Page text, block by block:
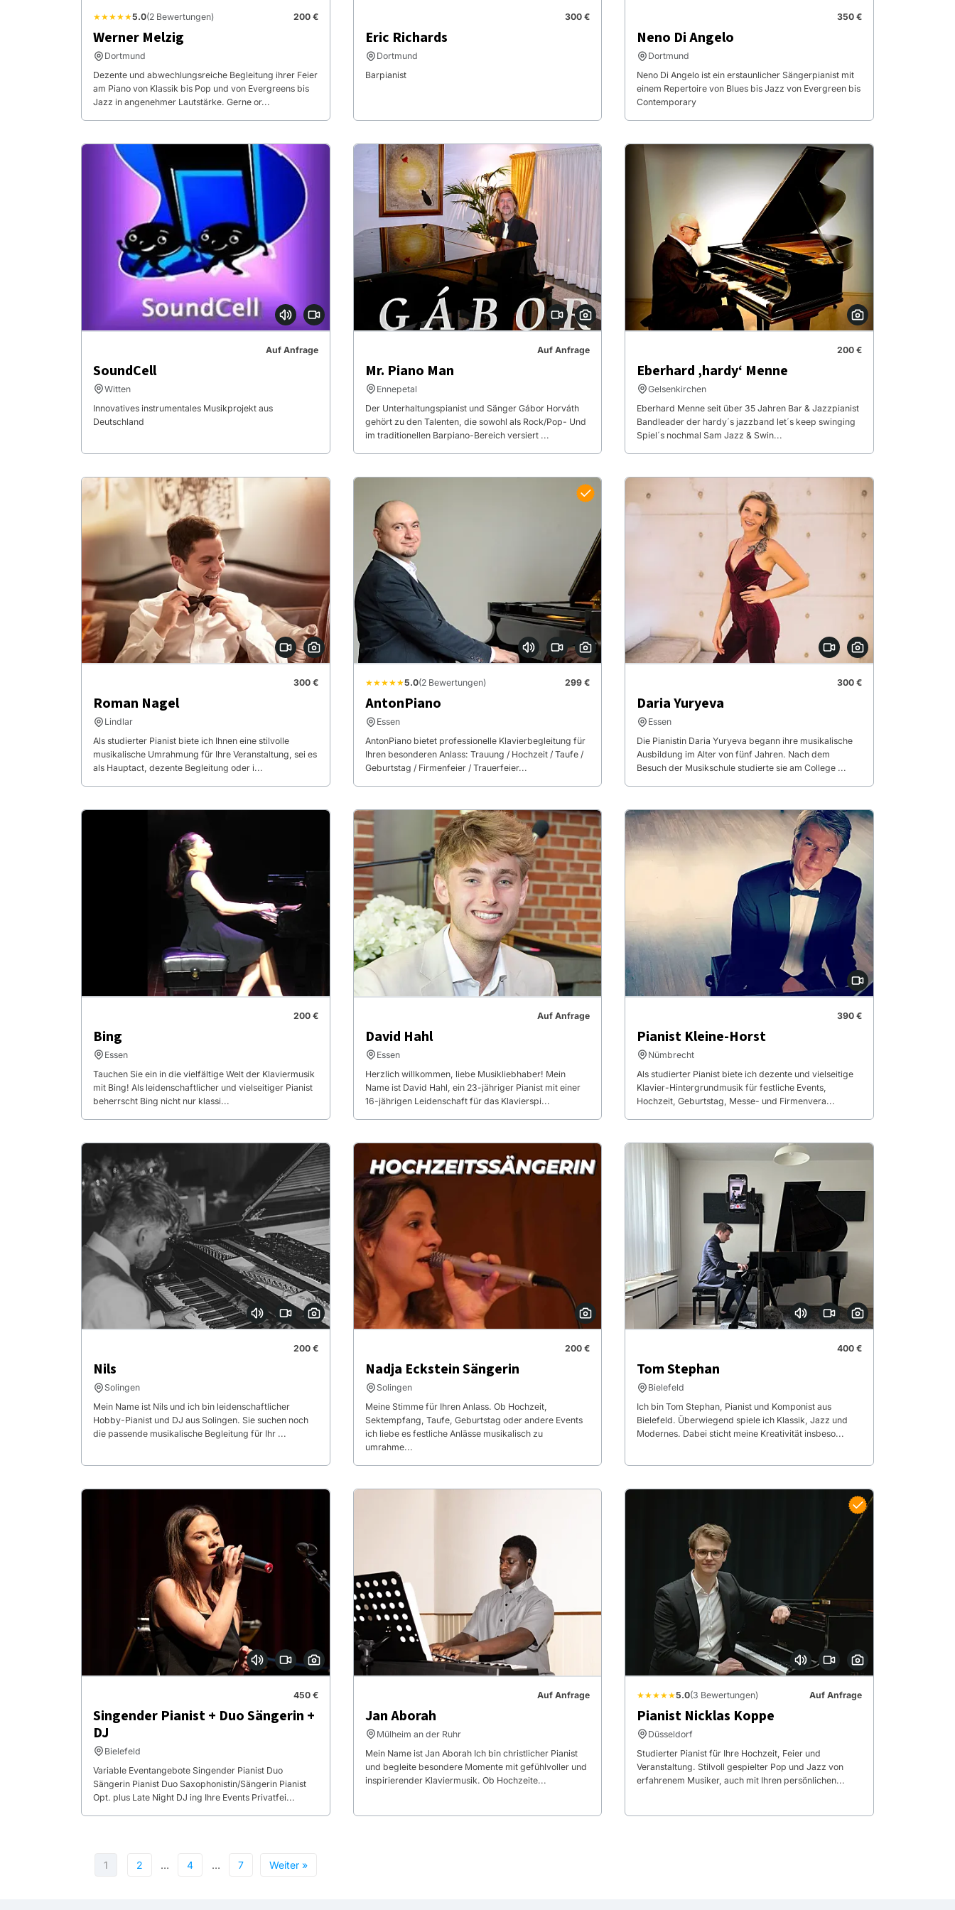
★★★★★5.0(2 Bewertungen) 200 €
Werner Melzig
Dortmund
Dezente und abwechlungsreiche Begleitung ihrer Feier
am Piano von Klassik bis Pop und von Evergreens bis
Jazz in angenehmer Lautstärke. Gerne or...
300 €
Eric Richards
Dortmund
Barpianist
350 €
Neno Di Angelo
Dortmund
Neno Di Angelo ist ein erstaunlicher Sängerpianist mit
einem Repertoire von Blues bis Jazz von Evergreen bis
Contemporary
Auf Anfrage
SoundCell
Witten
Innovatives instrumentales Musikprojekt aus
Deutschland
Auf Anfrage
Mr. Piano Man
Ennepetal
Der Unterhaltungspianist und Sänger Gábor Horváth
gehört zu den Talenten, die sowohl als Rock/Pop- Und
im traditionellen Barpiano-Bereich versiert ...
200 €
Eberhard ‚hardy‘ Menne
Gelsenkirchen
Eberhard Menne seit über 35 Jahren Bar & Jazzpianist
Bandleader der hardy´s jazzband let´s keep swinging
Spiel´s nochmal Sam Jazz & Swin...
300 €
Roman Nagel
Lindlar
Als studierter Pianist biete ich Ihnen eine stilvolle
musikalische Umrahmung für Ihre Veranstaltung, sei es
als Hauptact, dezente Begleitung oder i...
★★★★★5.0(2 Bewertungen) 299 €
AntonPiano
Essen
AntonPiano bietet professionelle Klavierbegleitung für
Ihren besonderen Anlass: Trauung / Hochzeit / Taufe /
Geburtstag / Firmenfeier / Trauerfeier...
300 €
Daria Yuryeva
Essen
Die Pianistin Daria Yuryeva begann ihre musikalische
Ausbildung im Alter von fünf Jahren. Nach dem
Besuch der Musikschule studierte sie am College ...
200 €
Bing
Essen
Tauchen Sie ein in die vielfältige Welt der Klaviermusik
mit Bing! Als leidenschaftlicher und vielseitiger Pianist
beherrscht Bing nicht nur klassi...
Auf Anfrage
David Hahl
Essen
Herzlich willkommen, liebe Musikliebhaber! Mein
Name ist David Hahl, ein 23-jähriger Pianist mit einer
16-jährigen Leidenschaft für das Klavierspi...
390 €
Pianist Kleine-Horst
Nümbrecht
Als studierter Pianist biete ich dezente und vielseitige
Klavier-Hintergrundmusik für festliche Events,
Hochzeit, Geburtstag, Messe- und Firmenvera...
200 €
Nils
Solingen
Mein Name ist Nils und ich bin leidenschaftlicher
Hobby-Pianist und DJ aus Solingen. Sie suchen noch
die passende musikalische Begleitung für Ihr ...
200 €
Nadja Eckstein Sängerin
Solingen
Meine Stimme für Ihren Anlass. Ob Hochzeit,
Sektempfang, Taufe, Geburtstag oder andere Events
ich liebe es festliche Anlässe musikalisch zu
umrahme...
400 €
Tom Stephan
Bielefeld
Ich bin Tom Stephan, Pianist und Komponist aus
Bielefeld. Überwiegend spiele ich Klassik, Jazz und
Modernes. Dabei sticht meine Kreativität insbeso...
450 €
Singender Pianist + Duo Sängerin +
DJ
Bielefeld
Variable Eventangebote Singender Pianist Duo
Sängerin Pianist Duo Saxophonistin/Sängerin Pianist
Opt. plus Late Night DJ ing Ihre Events Privatfei...
Auf Anfrage
Jan Aborah
Mülheim an der Ruhr
Mein Name ist Jan Aborah Ich bin christlicher Pianist
und begleite besondere Momente mit gefühlvoller und
inspirierender Klaviermusik. Ob Hochzeite...
★★★★★5.0(3 Bewertungen) Auf Anfrage
Pianist Nicklas Koppe
Düsseldorf
Studierter Pianist für Ihre Hochzeit, Feier und
Veranstaltung. Stilvoll gespielter Pop und Jazz von
erfahrenem Musiker, auch mit Ihren persönlichen...
1 2 … 4 … 7 Weiter »